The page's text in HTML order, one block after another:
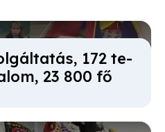
172 te­
23 800 fő